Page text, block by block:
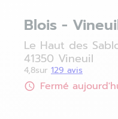
Blois -
Le Haut des
41350 Vineuil
4,8sur 129 avis
Fermé